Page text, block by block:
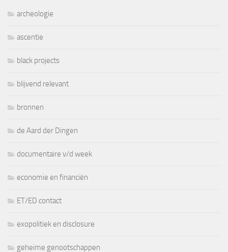
archeologie
ascentie
black projects
blijvend relevant
bronnen
de Aard der Dingen
documentaire v/d week
economie en financiën
ET/ED contact
exopolitiek en disclosure
geheime genootschappen